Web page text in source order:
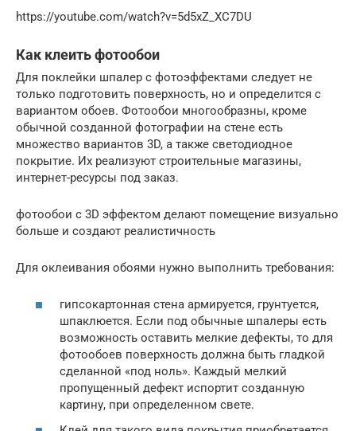
https://youtube.com/watch?v=5d5xZ_XC7DU
Как клеить фотообои
Для поклейки шпалер с фотоэффектами следует не
только подготовить поверхность, но и определится с
вариантом обоев. Фотообои многообразны, кроме
обычной созданной фотографии на стене есть
множество вариантов 3D, а также светодиодное
покрытие. Их реализуют строительные магазины,
интернет-ресурсы под заказ.
фотообои с 3D эффектом делают помещение визуально
больше и создают реалистичность
Для оклеивания обоями нужно выполнить требования:
гипсокартонная стена армируется, грунтуется,
шпаклюется. Если под обычные шпалеры есть
возможность оставить мелкие дефекты, то для
фотообоев поверхность должна быть гладкой
сделанной «под ноль». Каждый мелкий
пропущенный дефект испортит созданную
картину, при определенном свете.